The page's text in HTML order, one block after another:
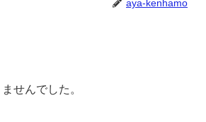
aya-kenhamo
せんでした。